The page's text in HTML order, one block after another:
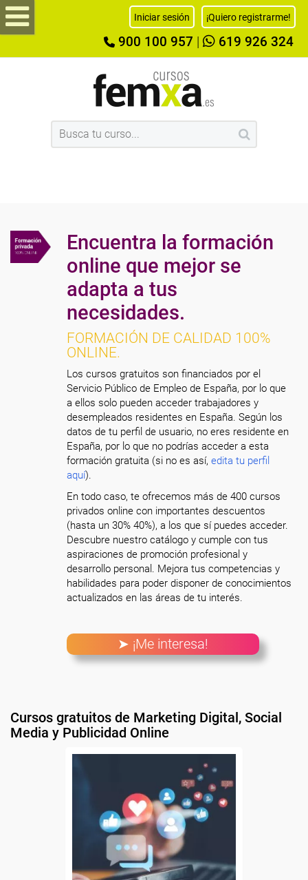
Iniciar sesión ¡Quiero registrarme!
900 100 957 619 926 324
Encuentra la formación
online que mejor se
adapta a tus
necesidades.
FORMACIÓN DE CALIDAD 100%
ONLINE.
Los cursos gratuitos son financiados por el
Servicio Público de Empleo de España, por lo que
a ellos solo pueden acceder trabajadores y
desempleados residentes en España. Según los
datos de tu perfil de usuario, no eres residente en
España, por lo que no podrías acceder a esta
formación gratuita (si no es así,edita tu perfil
aquí).
En todo caso, te ofrecemos más de 400 cursos
privados online con importantes descuentos
(hasta un 30% 40%), a los que sí puedes acceder.
Descubre nuestro catálogo y cumple con tus
aspiraciones de promoción profesional y
desarrollo personal. Mejora tus competencias y
habilidades para poder disponer de conocimientos
actualizados en las áreas de tu interés.
➤ ¡Me interesa!
Cursos gratuitos de Marketing Digital, Social
Media y Publicidad Online